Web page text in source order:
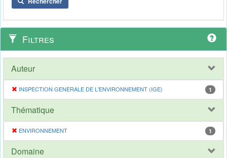
Filtres
Auteur
INSPECTION GENERALE DE L'ENVIRONNEMENT (IGE) 1
Thématique
ENVIRONNEMENT 1
Domaine